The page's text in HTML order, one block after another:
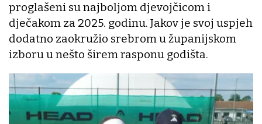
proglašeni su najboljom djevojčicom i
dječakom za 2025. godinu. Jakov je svoj uspjeh
dodatno zaokružio srebrom u županijskom
izboru u nešto širem rasponu godišta.